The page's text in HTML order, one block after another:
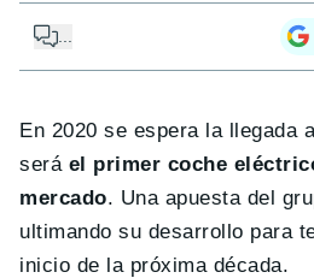
En 2020 se espera la llegada
será el primer coche
mercado. Una apuesta del
ultimando su desarrollo para
inicio de la próxima década.